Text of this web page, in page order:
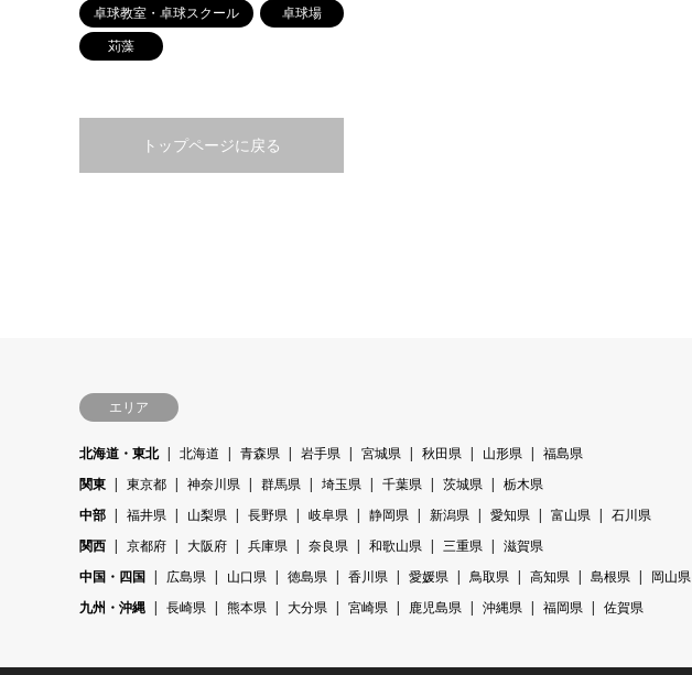
卓球教室・卓球スクール
卓球場
苅藻
トップページに戻る
エリア
北海道・東北 北海道 青森県 岩手県 宮城県 秋田県 山形県
福島県
関東
東京都 神奈川県 群馬県 埼玉県 千葉県 茨城県
栃木県
中部
福井県 山梨県 長野県 岐阜県 静岡県 新潟県 愛知県 富山県
石川県
関西
京都府 大阪府 兵庫県 奈良県 和歌山県 三重県
滋賀県
中国・四国
広島県 山口県 徳島県 香川県 愛媛県 鳥取県 高知県 島根県
岡山県
九州・沖縄
長崎県 熊本県 大分県 宮崎県 鹿児島県 沖縄県 福岡県 佐賀県